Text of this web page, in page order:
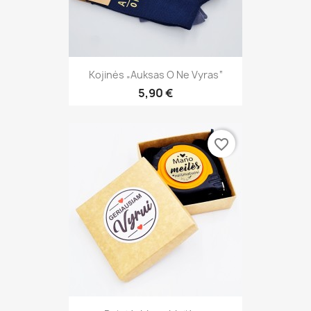
Kojinės „Auksas O Ne Vyras“
5,90 €
favorite_border